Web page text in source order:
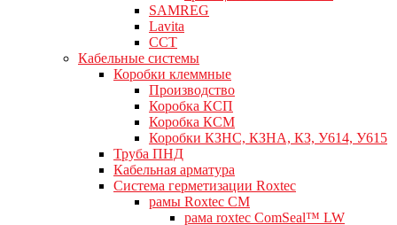
SAMREG
Lavita
CCT
Кабельные системы
Коробки клеммные
Производство
Коробка КСП
Коробка КСМ
Коробки КЗНС, КЗНА, КЗ, У614, У615
Труба ПНД
Кабельная арматура
Система герметизации Roxtec
рамы Roxtec CM
рама roxtec ComSeal™ LW